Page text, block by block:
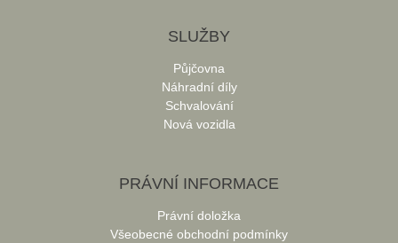
SLUŽBY
Půjčovna
Náhradní díly
Schvalování
Nová vozidla
PRÁVNÍ INFORMACE
Právní doložka
Všeobecné obchodní podmínky